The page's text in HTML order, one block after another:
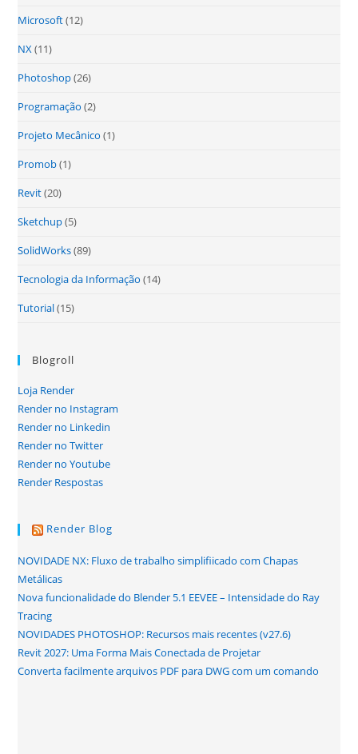
Microsoft(12)
NX(11)
Photoshop(26)
Programação (2)
Projeto Mecânico (1)
Promob(1)
Revit(20)
Sketchup(5)
SolidWorks(89)
Tecnologia da Informação (14)
Tutorial(15)
Blogroll
Loja Render
Render no Instagram
Render no Linkedin
Render no Twitter
Render no Youtube
Render Respostas
Render Blog
NOVIDADE NX: Fluxo de trabalho simplifiicado com Chapas
Metálicas
Nova funcionalidade do Blender 5.1 EEVEE – Intensidade do Ray
Tracing
NOVIDADES PHOTOSHOP: Recursos mais recentes (v27.6)
Revit 2027: Uma Forma Mais Conectada de Projetar
Converta facilmente arquivos PDF para DWG com um comando